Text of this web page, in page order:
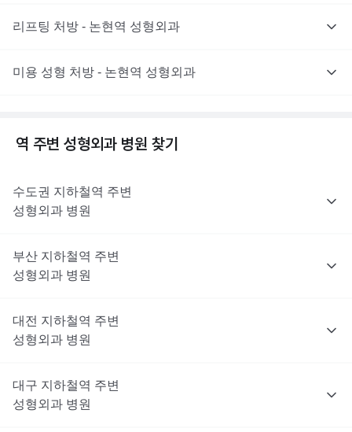
리프팅 처방 - 논현역 성형외과
미용 성형 처방 - 논현역 성형외과
역 주변 성형외과 병원 찾기
수도권 지하철역 주변
성형외과 병원
부산 지하철역 주변
성형외과 병원
대전 지하철역 주변
성형외과 병원
대구 지하철역 주변
성형외과 병원